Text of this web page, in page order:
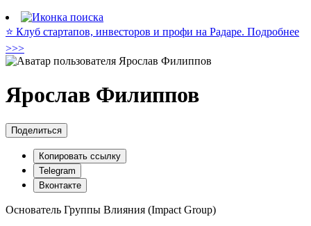
⭐️ Клуб стартапов, инвесторов и профи на Радаре. Подробнее
>>>
Ярослав Филиппов
Поделиться
Копировать ссылку
Telegram
Вконтакте
Основатель Группы Влияния (Impact Group)